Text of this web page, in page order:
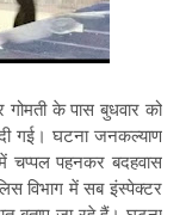
के पास बुधवार को
गई। घटना जनकल्याण
चप्पल पहनकर बदहवास
विभाग में सब इंस्पेक्टर